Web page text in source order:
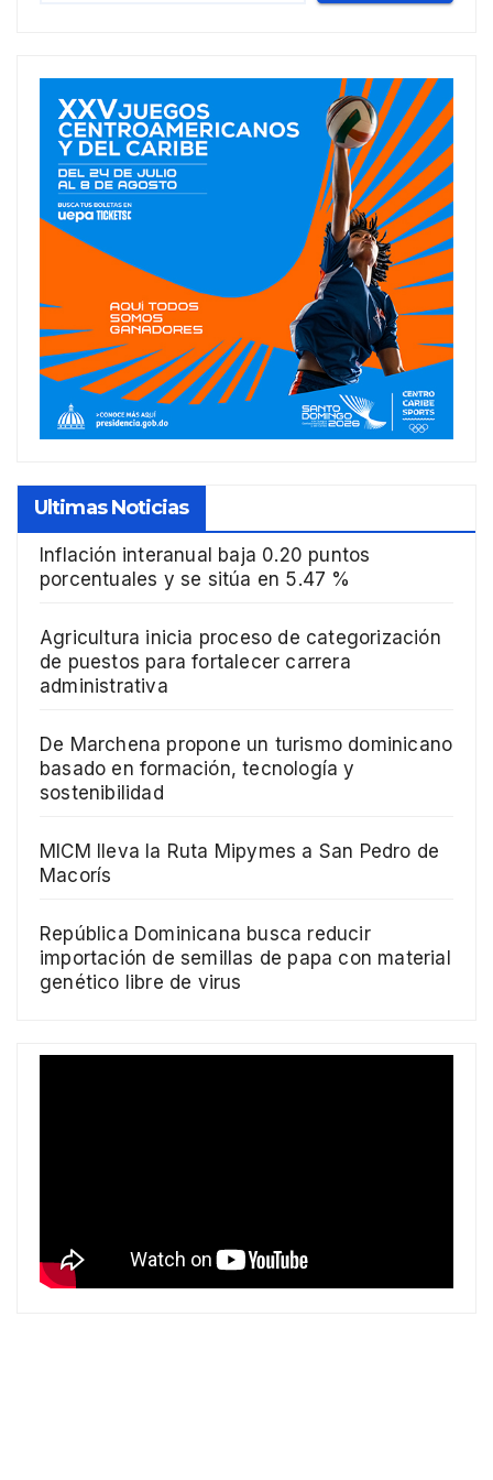
Ultimas Noticias
Inflación interanual baja 0.20 puntos
porcentuales y se sitúa en 5.47 %
Agricultura inicia proceso de categorización
de puestos para fortalecer carrera
administrativa
De Marchena propone un turismo dominicano
basado en formación, tecnología y
sostenibilidad
MICM lleva la Ruta Mipymes a San Pedro de
Macorís
República Dominicana busca reducir
importación de semillas de papa con material
genético libre de virus